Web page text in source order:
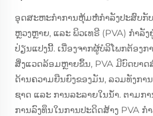
ອຸດສະຫະກໍາການຫຸ້ມຫໍ່ກໍາລັງປະສົບກັ
ຫຼວງຫຼາຍ, ແລະ ພິວເທຣີ (PVA) ກໍາລັ
ປ່ຽນແປງນີ້. ເນື່ອງຈາກຜູ້ບໍລິໂພກຕ້ອງກ
ສິ່ງແວດລ້ອມຫຼາຍຂຶ້ນ, PVA ມີບົດບາ
ດ້ານຄວາມຍືນຍົງຂອງມັນ, ລວມທັງກ
ຊາດ ແລະ ການລະລາຍໃນນ້ໍາ. ຕາມກ
ການລົງທຶນໃນການປະດິດສ້າງ PVA ກໍ